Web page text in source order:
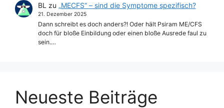
BL zu „MECFS“ – sind die Symptome spezifisch?
21. Dezember 2025
Dann schreibt es doch anders?! Oder hält Psiram ME/CFS
doch für bloße Einbildung oder einen bloße Ausrede faul zu
sein.…
Neueste Beiträge